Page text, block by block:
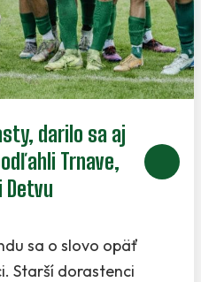
darilo sa aj
Trnave,
sa o slovo opäť
Starší dorastenci